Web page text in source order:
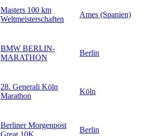
Masters 100 km
Weltmeisterschaften
Ames (Spanien)
BMW BERLIN-
MARATHON
Berlin
28. Generali Köln
Marathon
Köln
Berliner Morgenpost
Great 10K
Berlin